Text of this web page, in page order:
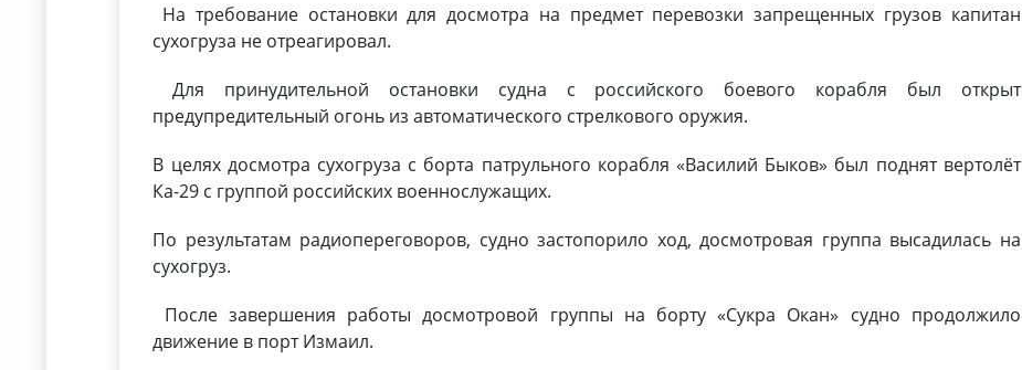
На требование остановки для досмотра на предмет перевозки запрещенных грузов капитан
сухогруза не отреагировал.
Для принудительной остановки судна с российского боевого корабля был открыт
предупредительный огонь из автоматического стрелкового оружия.
В целях досмотра сухогруза с борта патрульного корабля «Василий Быков» был поднят вертолёт
Ка-29 с группой российских военнослужащих.
По результатам радиопереговоров, судно застопорило ход, досмотровая группа высадилась на
сухогруз.
После завершения работы досмотровой группы на борту «Сукра Окан» судно продолжило
движение в порт Измаил.